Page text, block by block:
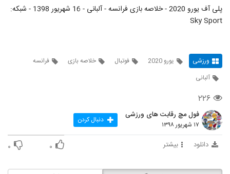
پلی آف یورو 2020 - خلاصه بازی فرانسه - آلبانی - 16 شهریور 1398 - شبکه:
Sky Sport
ورزشی یورو 2020 فوتبال خلاصه بازی
فرانسه
آلبانی
۲۲۶
فول مچ رقابت های ورزشی
۱۷ شهریور ۱۳۹۸ دنبال کردن
دانلود بیشتر ۰ ۰